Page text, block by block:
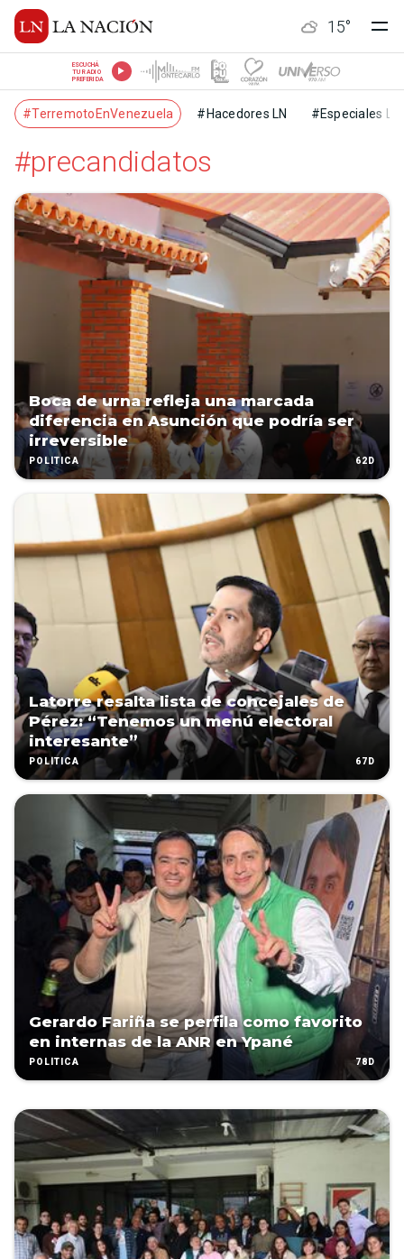
15°
ESCUCHÁ
TU RADIO
PREFERIDA
#TerremotoEnVenezuela #Hacedores LN #Especiales LN
#precandidatos
Boca de urna refleja una marcada
diferencia en Asunción que podría ser
irreversible
POLÍTICA 62D
Latorre resalta lista de concejales de
Pérez: “Tenemos un menú electoral
interesante”
POLÍTICA 67D
Gerardo Fariña se perfila como favorito
en internas de la ANR en Ypané
POLÍTICA 78D